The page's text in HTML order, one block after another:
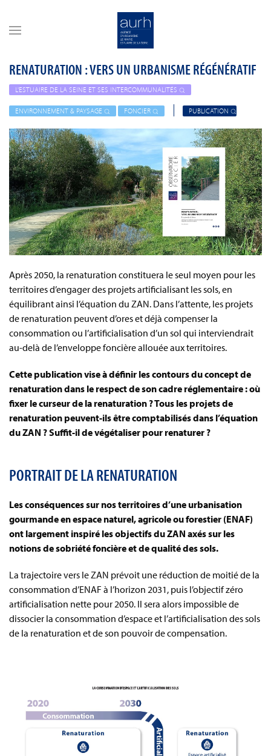
RENATURATION : VERS UN URBANISME RÉGÉNÉRATIF
L'ESTUAIRE DE LA SEINE ET SES INTERCOMMUNALITÉS
ENVIRONNEMENT & PAYSAGE FONCIER PUBLICATION
Après 2050, la renaturation constituera le seul moyen pour les
territoires d’engager des projets artificialisant les sols, en
équilibrant ainsi l’équation du ZAN. Dans l’attente, les projets
de renaturation peuvent d’ores et déjà compenser la
consommation ou l’artificialisation d’un sol qui interviendrait
au-delà de l’enveloppe foncière allouée aux territoires.
Cette publication vise à définir les contours du concept de
renaturation dans le respect de son cadre réglementaire : où
fixer le curseur de la renaturation ? Tous les projets de
renaturation peuvent-ils être comptabilisés dans l’équation
du ZAN ? Suffit-il de végétaliser pour renaturer ?
PORTRAIT DE LA RENATURATION
Les conséquences sur nos territoires d’une urbanisation
gourmande en espace naturel, agricole ou forestier (ENAF)
ont largement inspiré les objectifs du ZAN axés sur les
notions de sobriété foncière et de qualité des sols.
La trajectoire vers le ZAN prévoit une réduction de moitié de la
consommation d’ENAF à l’horizon 2031, puis l’objectif zéro
artificialisation nette pour 2050. Il sera alors impossible de
dissocier la consommation d’espace et l’artificialisation des sols
de la renaturation et de son pouvoir de compensation.